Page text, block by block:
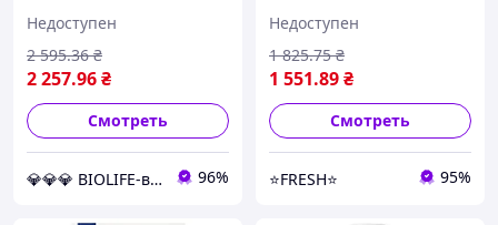
старше 50 лет,
улучшенный уход, 90
миллиардов
Недоступен
2 257.96₴
2 595.36 ₴
Смотреть
💎💎💎 BIOLIFE-витамины и минералы 96%
старше 50 лет, с
повышенной силой
действия, 50 млрд,,
Недоступен
1 551.89₴
1 825.75 ₴
Смотреть
⭐FRESH⭐ 95%